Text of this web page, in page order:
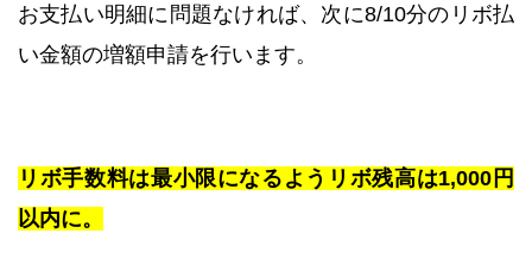
お支払い明細に問題なければ、次に8/10分のリボ払
い金額の増額申請を行います。
リボ手数料は最小限になるようリボ残高は1,000円
以内に。